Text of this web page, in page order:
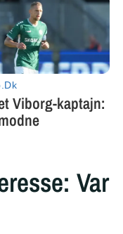
Var